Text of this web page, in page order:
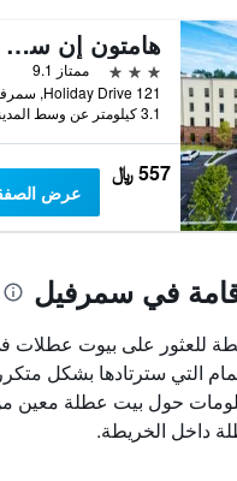
هامتون إن سمرفيل إس سي
3 نجوم
ممتاز 9.1
3.1 كيلومتر عن وسط المدينة
557 ﷼
عرض
في سمرفيل
للعثور على بيوت عطلات
التي سترتادها بشكل
حول بيت عطلة معين
داخل الخريطة.